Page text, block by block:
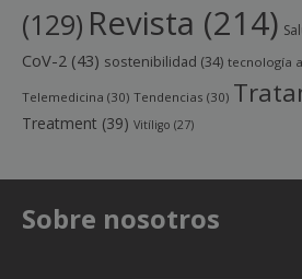
(129) Revista (214)
CoV-2 (43) sostenibilidad (34) tecnología
Telemedicina (30) Tendencias (30)
Treatment (39) Vitíligo (27)
Sobre nosotros